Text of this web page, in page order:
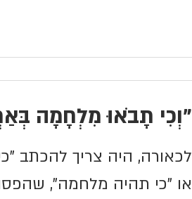
"וְכִי תָבֹאוּ מִלְחָמָה
לכאורה, היה צריך להכתב
או "כי תהיה מלחמה",